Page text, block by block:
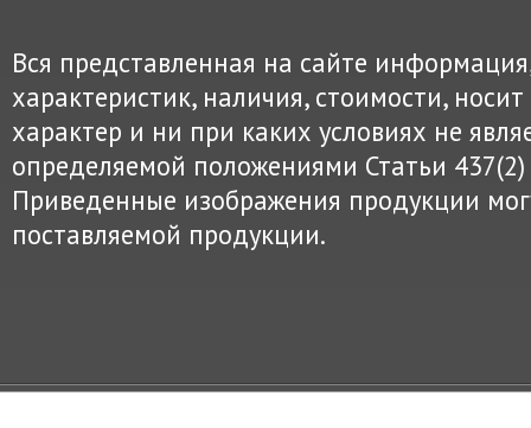
Вся представленная на сайте
характеристик, наличия, стоимости,
характер и ни при каких условиях не
определяемой положениями Статьи
Приведенные изображения продукции
поставляемой продукции.